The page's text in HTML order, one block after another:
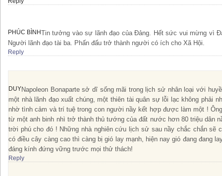
PHÚC BÌNHTin tưởng vào sự lãnh đạo của Đảng. Hết sức vui mừng vì
Người lãnh đạo tài ba. Phấn đấu trở thành người có ích cho Xã Hội.
Reply
DUYNapoleon Bonaparte sở dĩ sống mãi trong lịch sử nhân loại với
một nhà lãnh đạo xuất chúng, một thiên tài quân sự lỗi lạc không phải
nhờ tình cảm và trí tuệ trong con người nầy kết hợp được làm một !
từ một anh binh nhì trở thành thủ tướng của đất nước hơn 80 triệu dân
trời phú cho đó ! Những nhà nghiên cứu lịch sử sau nầy chắc chắn sẽ
có điều cây càng cao thì càng bị gió lay mạnh, hiện nay gió đang đang
đáng kính đứng vững trước mọi thử thách!
Reply